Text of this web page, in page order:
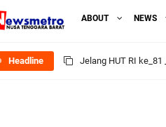
ABOUT NEWS
Headline Polres Lombok
Polres Lotim Gelar